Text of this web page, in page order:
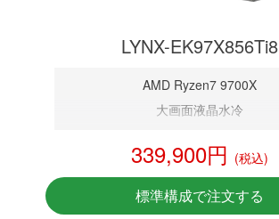
LYNX-EK97X856Ti8
AMD Ryzen7 9700X
大画面液晶水冷
RTX 5060Ti 8GB
NVMeSSD 1TB
無線LAN Bluetooth対応
339,900円 (税込)
標準構成で注文する